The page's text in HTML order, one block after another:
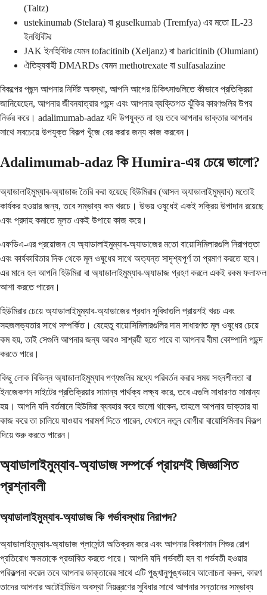
(Taltz)
ustekinumab (Stelara) বা guselkumab (Tremfya) এর মতো IL-23
ইনহিবিটর
JAK ইনহিবিটর যেমন tofacitinib (Xeljanz) বা baricitinib (Olumiant)
ঐতিহ্যবাহী DMARDs যেমন methotrexate বা sulfasalazine
বিকল্পের পছন্দ আপনার নির্দিষ্ট অবস্থা, আপনি আগের চিকিৎসাগুলিতে কীভাবে প্রতিক্রিয়া
জানিয়েছেন, আপনার জীবনযাত্রার পছন্দ এবং আপনার ব্যক্তিগত ঝুঁকির কারণগুলির উপর
নির্ভর করে। adalimumab-adaz যদি উপযুক্ত না হয় তবে আপনার ডাক্তার আপনার
সাথে সবচেয়ে উপযুক্ত বিকল্প খুঁজে বের করার জন্য কাজ করবেন।
Adalimumab-adaz কি Humira-এর চেয়ে ভালো?
অ্যাডালাইমুম্যাব-অ্যাডাজ তৈরি করা হয়েছে হিউমিরার (আসল অ্যাডালাইমুম্যাব) মতোই
কার্যকর হওয়ার জন্য, তবে সম্ভাব্য কম খরচে। উভয় ওষুধেই একই সক্রিয় উপাদান রয়েছে
এবং প্রদাহ কমাতে মূলত একই উপায়ে কাজ করে।
এফডিএ-এর প্রয়োজন যে অ্যাডালাইমুম্যাব-অ্যাডাজের মতো বায়োসিমিলারগুলি নিরাপত্তা
এবং কার্যকারিতার দিক থেকে মূল ওষুধের সাথে অত্যন্ত সাদৃশ্যপূর্ণ তা প্রমাণ করতে হবে।
এর মানে হল আপনি হিউমিরা বা অ্যাডালাইমুম্যাব-অ্যাডাজ গ্রহণ করলে একই রকম ফলাফল
আশা করতে পারেন।
হিউমিরার চেয়ে অ্যাডালাইমুম্যাব-অ্যাডাজের প্রধান সুবিধাগুলি প্রায়শই খরচ এবং
সহজলভ্যতার সাথে সম্পর্কিত। যেহেতু বায়োসিমিলারগুলির দাম সাধারণত মূল ওষুধের চেয়ে
কম হয়, তাই সেগুলি আপনার জন্য আরও সাশ্রয়ী হতে পারে বা আপনার বীমা কোম্পানি পছন্দ
করতে পারে।
কিছু লোক বিভিন্ন অ্যাডালাইমুম্যাব পণ্যগুলির মধ্যে পরিবর্তন করার সময় সহনশীলতা বা
ইনজেকশন সাইটের প্রতিক্রিয়ার সামান্য পার্থক্য লক্ষ্য করে, তবে এগুলি সাধারণত সামান্য
হয়। আপনি যদি বর্তমানে হিউমিরা ব্যবহার করে ভালো থাকেন, তাহলে আপনার ডাক্তার যা
কাজ করে তা চালিয়ে যাওয়ার পরামর্শ দিতে পারেন, যেখানে নতুন রোগীরা বায়োসিমিলার বিকল্প
দিয়ে শুরু করতে পারেন।
অ্যাডালাইমুম্যাব-অ্যাডাজ সম্পর্কে প্রায়শই জিজ্ঞাসিত
প্রশ্নাবলী
অ্যাডালাইমুম্যাব-অ্যাডাজ কি গর্ভাবস্থায় নিরাপদ?
অ্যাডালাইমুম্যাব-অ্যাডাজ প্লাসেন্টা অতিক্রম করে এবং আপনার বিকাশমান শিশুর রোগ
প্রতিরোধ ক্ষমতাকে প্রভাবিত করতে পারে। আপনি যদি গর্ভবতী হন বা গর্ভবতী হওয়ার
পরিকল্পনা করেন তবে আপনার ডাক্তারের সাথে এটি পুঙ্খানুপুঙ্খভাবে আলোচনা করুন, কারণ
তাদের আপনার অটোইমিউন অবস্থা নিয়ন্ত্রণের সুবিধার সাথে আপনার সন্তানের সম্ভাব্য